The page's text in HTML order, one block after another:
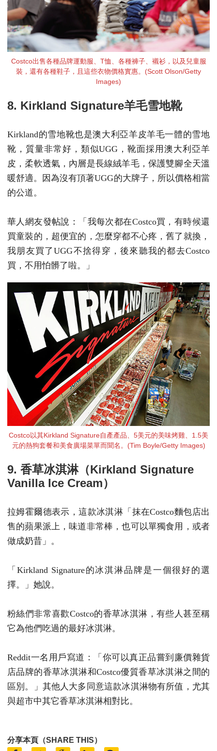
Costco出售各種品牌運動服、T恤、各種褲子、襯衫，以及兒童服
裝，還有各種鞋子，且這些衣物價格實惠。(Scott Olson/Getty
Images)
8. Kirkland Signature羊毛雪地靴
Kirkland的雪地靴也是澳大利亞羊皮羊毛一體的雪地
靴，質量非常好，類似UGG，靴面採用澳大利亞羊
皮，柔軟透氣，內層是長線絨羊毛，保護雙腳全天溫
暖舒適。因為沒有頂著UGG的大牌子，所以價格相當
的公道。
華人網友發帖說：「我每次都在Costco買，有時候還
買童裝的，超便宜的，怎麼穿都不心疼，舊了就換，
我朋友買了UGG不捨得穿，後來聽我的都去Costco
買，不用怕髒了啦。」
Costco以其Kirkland Signature自產產品、5美元的美味烤雞、1.5美
元的熱狗套餐和美食廣場菜單而聞名。(Tim Boyle/Getty Images)
9. 香草冰淇淋（Kirkland Signature
Vanilla Ice Cream）
拉姆霍爾德表示，這款冰淇淋「抹在Costco麵包店出
售的蘋果派上，味道非常棒，也可以單獨食用，或者
做成奶昔」。
「Kirkland Signature的冰淇淋品牌是一個很好的選
擇。」她說。
粉絲們非常喜歡Costco的香草冰淇淋，有些人甚至稱
它為他們吃過的最好冰淇淋。
Reddit一名用戶寫道：「你可以真正品嘗到廉價雜貨
店品牌的香草冰淇淋和Costco優質香草冰淇淋之間的
區別。」其他人大多同意這款冰淇淋物有所值，尤其
與超市中其它香草冰淇淋相對比。
分享本頁（SHARE THIS）